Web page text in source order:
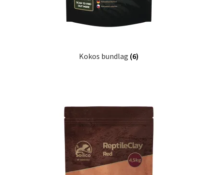
Kokos bundlag (6)